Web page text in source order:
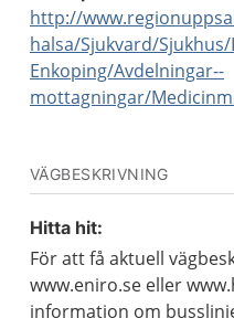
http://
halsa/Sjukvard/
Enkoping/Avdelningar--
mottagningar/
VÄGBESKRIVNING
Hitta hit:
För att få aktuell
www.eniro.se eller
information om